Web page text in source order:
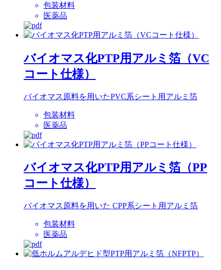
包装材料
医薬品
バイオマス化PTP用アルミ箔（VC
コート仕様）
バイオマス原料を用いたPVC系シート用アルミ箔
包装材料
医薬品
バイオマス化PTP用アルミ箔（PP
コート仕様）
バイオマス原料を用いた CPP系シート用アルミ箔
包装材料
医薬品